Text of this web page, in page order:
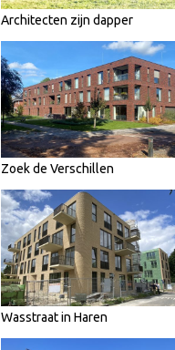
Architecten zijn dapper
Zoek de Verschillen
Wasstraat in Haren